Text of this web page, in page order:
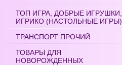
ТОП ИГРА, ДОБРЫЕ ИГРУШКИ,
ИГРИКО (НАСТОЛЬНЫЕ ИГРЫ)
ТРАНСПОРТ ПРОЧИЙ
ТОВАРЫ ДЛЯ
НОВОРОЖДЕННЫХ